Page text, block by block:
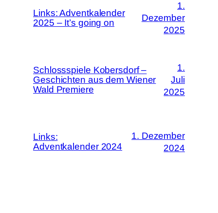
Links: Adventkalender
2025 – It’s going on
1.
Dezember
2025
Schlossspiele Kobersdorf –
Geschichten aus dem Wiener
Wald Premiere
1.
Juli
2025
Links:
Adventkalender 2024
1. Dezember
2024